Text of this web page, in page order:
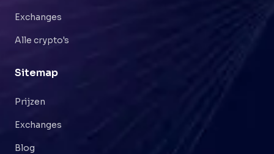
Exchanges
Alle crypto's
Sitemap
Prijzen
Exchanges
Blog